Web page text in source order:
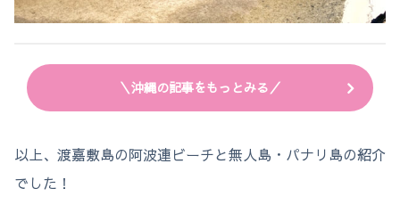
＼沖縄の記事をもっとみる／
以上、渡嘉敷島の阿波連ビーチと無人島・パナリ島の紹介
でした！